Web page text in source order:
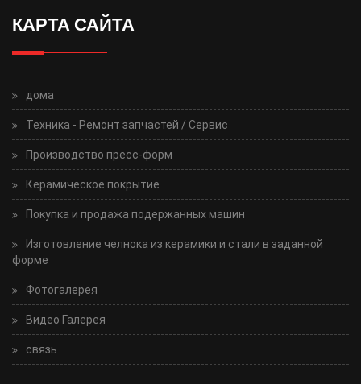
КАРТА САЙТА
дома
Техника - Ремонт запчастей / Сервис
Производство пресс-форм
Керамическое покрытие
Покупка и продажа подержанных машин
Изготовление челнока из керамики и стали в заданной
форме
Фотогалерея
Видео Галерея
связь